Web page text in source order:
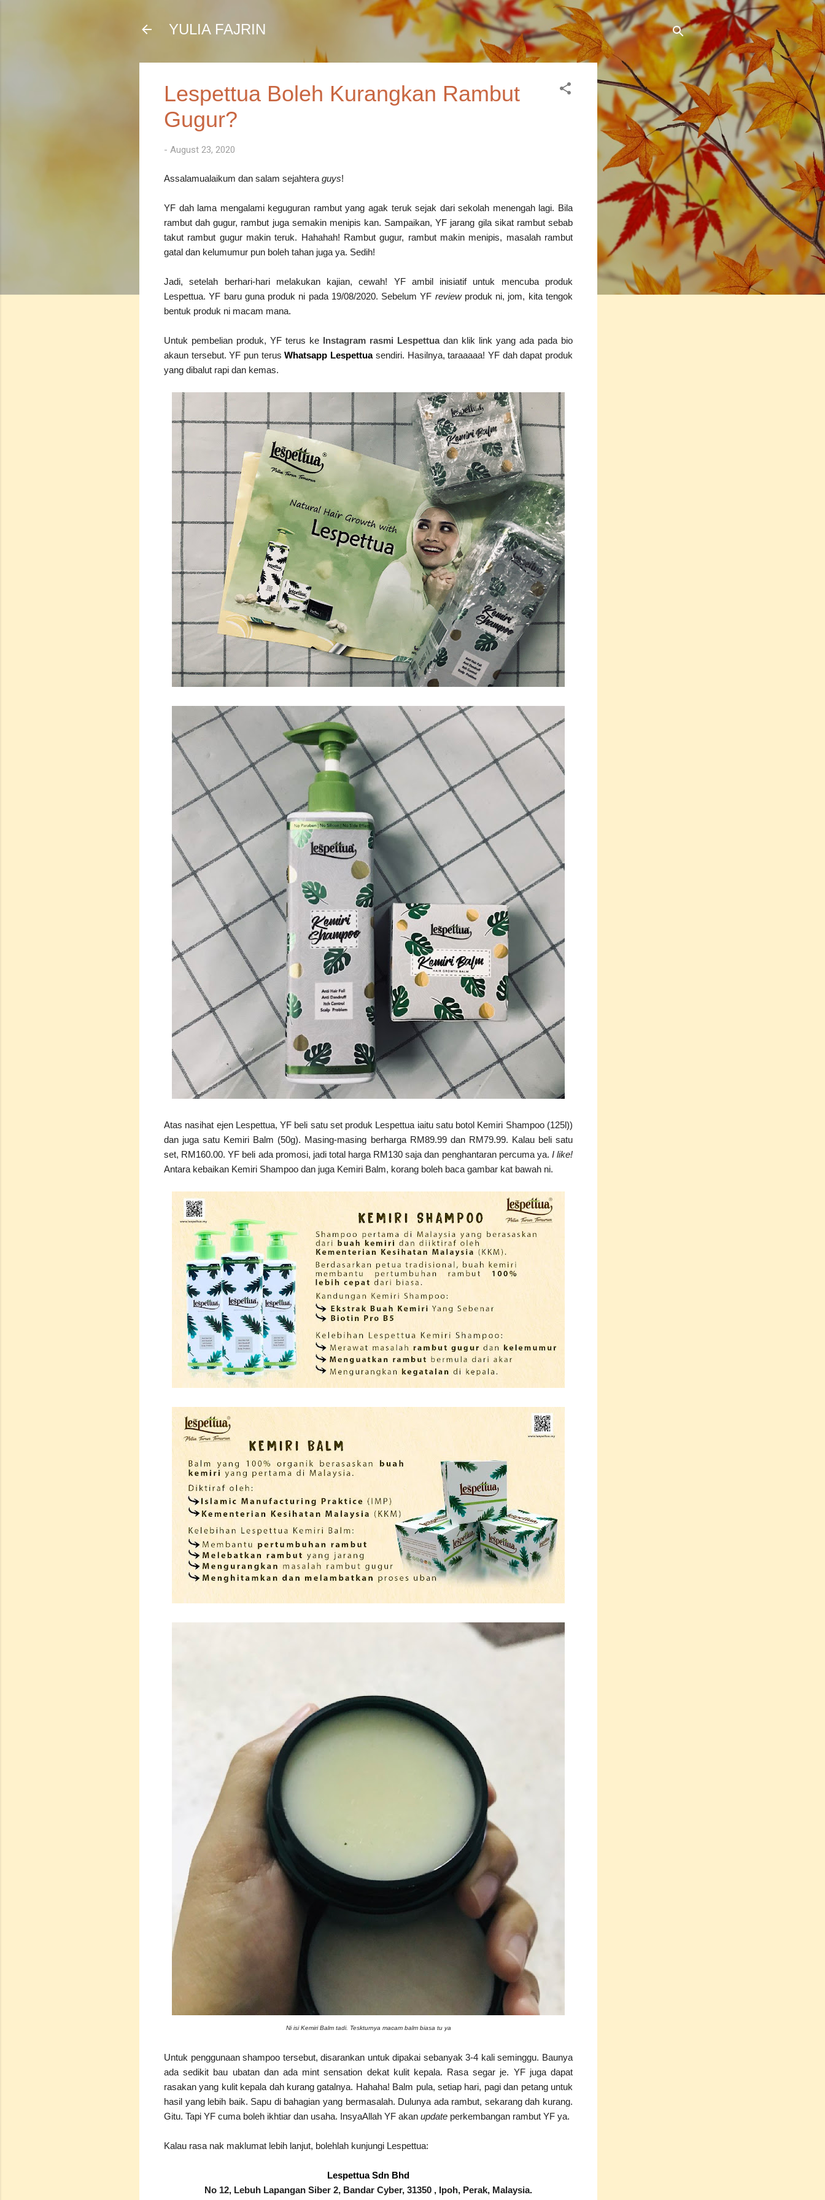
Skip to main content
YULIA FAJRIN
Lespettua Boleh Kurangkan Rambut
Gugur?
- August 23, 2020
Assalamualaikum dan salam sejahtera guys!
YF dah lama mengalami keguguran rambut yang agak teruk sejak dari sekolah menengah lagi. Bila
rambut dah gugur, rambut juga semakin menipis kan. Sampaikan, YF jarang gila sikat rambut sebab
takut rambut gugur makin teruk. Hahahah! Rambut gugur, rambut makin menipis, masalah rambut
gatal dan kelumumur pun boleh tahan juga ya. Sedih!
Jadi, setelah berhari-hari melakukan kajian, cewah! YF ambil inisiatif untuk mencuba produk
Lespettua. YF baru guna produk ni pada 19/08/2020. Sebelum YF reviewproduk ni, jom, kita tengok
bentuk produk ni macam mana.
Untuk pembelian produk, YF terus ke Instagram rasmi Lespettuadan klik link yang ada pada bio
akaun tersebut. YF pun terusWhatsapp Lespettuasendiri. Hasilnya, taraaaaa! YF dah dapat produk
yang dibalut rapi dan kemas.
Atas nasihat ejen Lespettua, YF beli satu set produk Lespettua iaitu satu botol Kemiri Shampoo (125l))
dan juga satu Kemiri Balm (50g). Masing-masing berharga RM89.99 dan RM79.99. Kalau beli satu
set, RM160.00. YF beli ada promosi, jadi total harga RM130 saja dan penghantaran percuma ya. I like!
Antara kebaikan Kemiri Shampoo dan juga Kemiri Balm, korang boleh baca gambar kat bawah ni.
Ni isi Kemiri Balm tadi. Teskturnya macam balm biasa tu ya
Untuk penggunaan shampoo tersebut, disarankan untuk dipakai sebanyak 3-4 kali seminggu. Baunya
ada sedikit bau ubatan dan ada mint sensation dekat kulit kepala. Rasa segar je. YF juga dapat
rasakan yang kulit kepala dah kurang gatalnya. Hahaha! Balm pula, setiap hari, pagi dan petang untuk
hasil yang lebih baik. Sapu di bahagian yang bermasalah. Dulunya ada rambut, sekarang dah kurang.
Gitu. Tapi YF cuma boleh ikhtiar dan usaha. InsyaAllah YF akan update perkembangan rambut YF ya.
Kalau rasa nak maklumat lebih lanjut, bolehlah kunjungi Lespettua:
Lespettua Sdn Bhd
No 12, Lebuh Lapangan Siber 2, Bandar Cyber, 31350 , Ipoh, Perak, Malaysia.